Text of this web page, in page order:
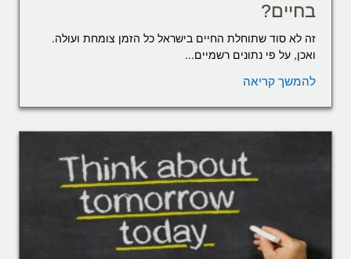
בחיים?
זה לא סוד שתוחלת החיים בישראל כל הזמן צומחת ועולה.
ואכן, על פי נתונים רשמיים...
להמשך קריאה